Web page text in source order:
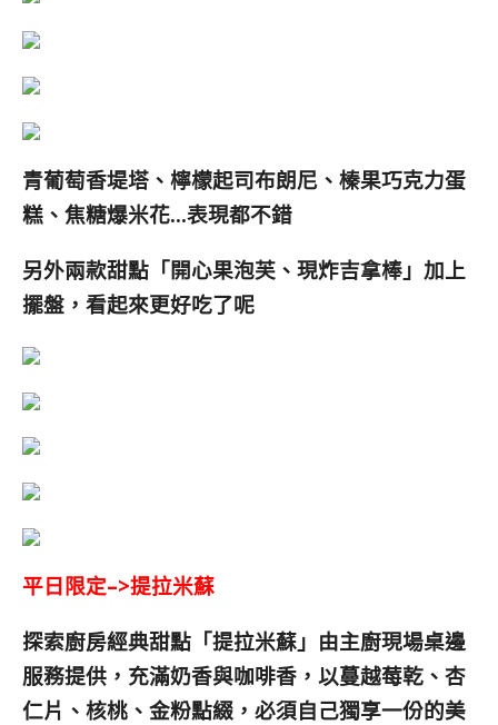
青葡萄香堤塔、檸檬起司布朗尼、榛果巧克力蛋
糕、焦糖爆米花…表現都不錯
另外兩款甜點「開心果泡芙、現炸吉拿棒」加上
擺盤，看起來更好吃了呢
平日限定–>提拉米蘇
探索廚房經典甜點「提拉米蘇」由主廚現場桌邊
服務提供，充滿奶香與咖啡香 ，以蔓越莓乾、杏
仁片、核桃、金粉點綴 ，必須自己獨享一份的美